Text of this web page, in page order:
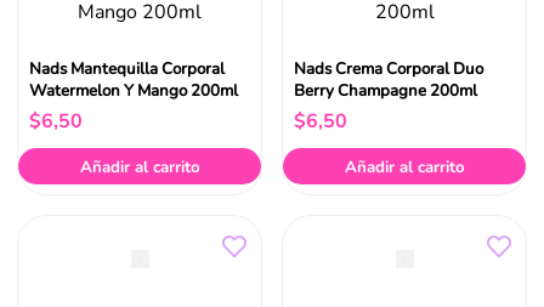
Nads Mantequilla Corporal
Watermelon Y Mango 200ml
$6,50
Añadir al carrito
Nads Crema Corporal Duo
Berry Champagne 200ml
$6,50
Añadir al carrito